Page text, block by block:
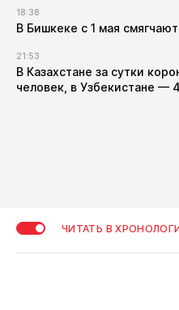
18:38
В Бишкеке с 1 мая
21:53
В Казахстане за сутки
человек, в Узбекистане —
ЧИТАТЬ В